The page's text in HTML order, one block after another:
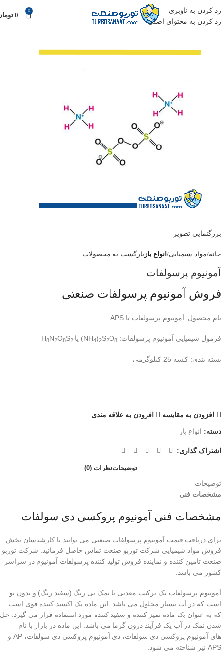
رد کردن به ناوبری
رد کردن به محتوای اصلی
0
0
بزرگنمایی تصویر
خانه مواد شیمیایی انواع باز بازگشت به محصولات
آمونیوم پرسولفات
فروش آمونیوم پرسولفات صنعتی
نام محصول: آمونیوم پرسولفات یا APS
فرمول شیمیایی آمونیوم پرسولفات: NH
4)2S2O8 ) یا H 8N2O8S2
بسته بندی: کیسه 25 کیلوگرمی
افزودن به مقایسه افزودن به علاقه مندی
دسته: انواع باز
اشتراک گذاری:
توضیحاتنظرات (0)
توضیحات
مشخصات فنی
مشخصات فنی آمونیوم پروکسی دی سولفات
برای دریافت قیمت آمونیوم پرسولفات صنعتی می توانید با کارشناسان بخش
فروش مواد شیمیایی شرکت توربو صنعت تماس حاصل فرمائید. شرکت توربو
صنعت تامین کننده و نماینده فروش تولید کننده پرسولفات آمونیوم در سراسر
کشور می باشد.
آمونیوم پرسولفات یک ترکیب معدنی یا نمک بی رنگ (سفید رنگ) و بدون بو
است که در آب بسیار محلول می باشد. این ماده یک اکسید کننده قوی است
که به عنوان یک ماده تمیز کننده و سفید کننده مورد استفاده قرار می گیرد. حل
شدن نمک در آب یک فرآیند درون گرما می باشد. این ماده در بازار با نام
های آمونیوم پروکسی دی سولفات، دی آمونیوم پروکسی دی سولفات، AP و
APS نیز شناخته می شود.